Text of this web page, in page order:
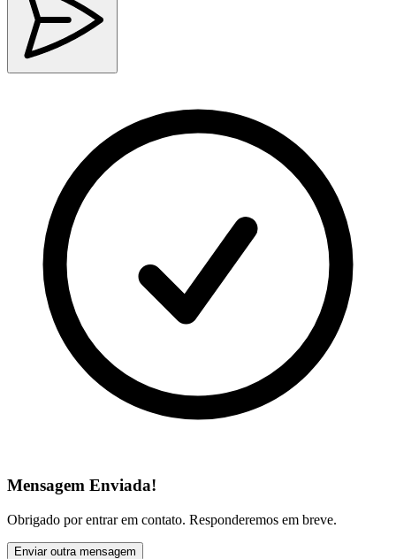
Mensagem Enviada!
Obrigado por entrar em contato. Responderemos em breve.
Enviar outra mensagem